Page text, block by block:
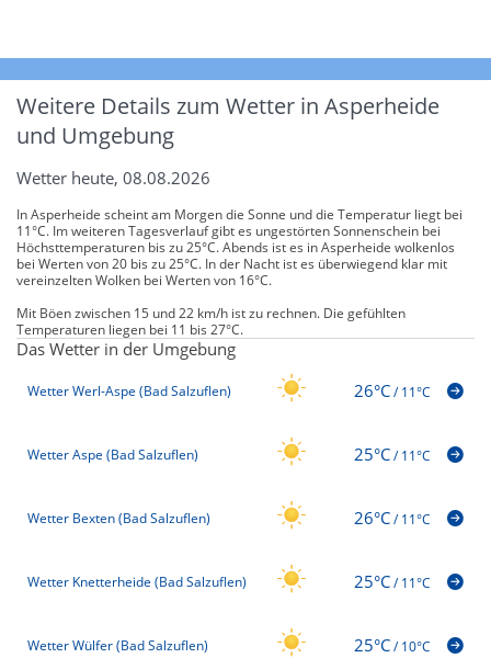
Weitere Details zum Wetter in Asperheide
und Umgebung
Wetter heute, 08.08.2026
In Asperheide scheint am Morgen die Sonne und die Temperatur liegt bei
11°C. Im weiteren Tagesverlauf gibt es ungestörten Sonnenschein bei
Höchsttemperaturen bis zu 25°C. Abends ist es in Asperheide wolkenlos
bei Werten von 20 bis zu 25°C. In der Nacht ist es überwiegend klar mit
vereinzelten Wolken bei Werten von 16°C.
Mit Böen zwischen 15 und 22 km/h ist zu rechnen. Die gefühlten
Temperaturen liegen bei 11 bis 27°C.
Das Wetter in der Umgebung
Wetter Werl-Aspe (Bad Salzuflen) 26°C/11°C
Wetter Aspe (Bad Salzuflen) 25°C/11°C
Wetter Bexten (Bad Salzuflen) 26°C/11°C
Wetter Knetterheide (Bad Salzuflen) 25°C/11°C
Wetter Wülfer (Bad Salzuflen) 25°C/10°C